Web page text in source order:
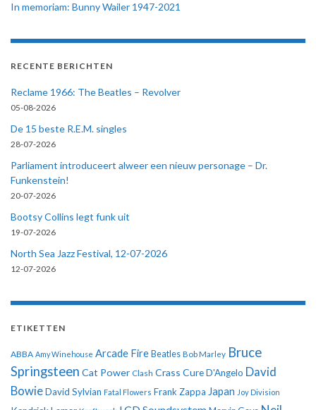
In memoriam: Bunny Wailer 1947-2021
RECENTE BERICHTEN
Reclame 1966: The Beatles – Revolver
05-08-2026
De 15 beste R.E.M. singles
28-07-2026
Parliament introduceert alweer een nieuw personage – Dr.
Funkenstein!
20-07-2026
Bootsy Collins legt funk uit
19-07-2026
North Sea Jazz Festival, 12-07-2026
12-07-2026
ETIKETTEN
ABBA Amy Winehouse Arcade Fire Beatles Bob Marley Bruce
Springsteen Cat Power Clash Crass CureD'Angelo David
BowieDavid Sylvian Fatal Flowers Frank Zappa Japan Joy Division